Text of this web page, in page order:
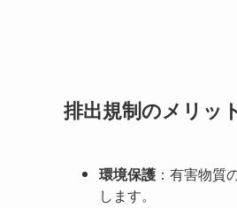
排出規制のメリッ
環境保護 ：有害物質
します。